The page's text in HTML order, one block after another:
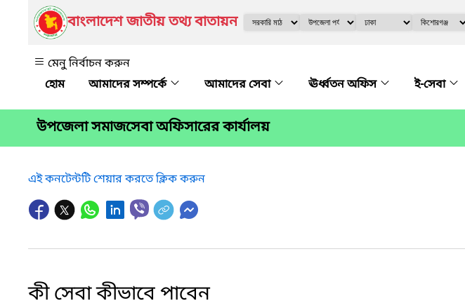
বাংলাদেশ জাতীয় তথ্য বাতায়ন
মেনু নির্বাচন করুন
আমাদের সম্পর্কে
আমাদের সেবা ঊর্ধ্বতন অফিস ই-সেবা
উপজেলা সমাজসেবা অফিসারের কার্যালয়
এই কনটেন্টটি শেয়ার করতে ক্লিক করুন
কী সেবা কীভাবে পাবেন